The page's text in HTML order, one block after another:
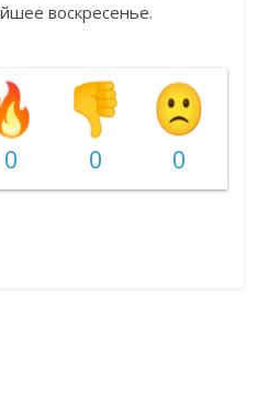
воскресенье.
0 0 0